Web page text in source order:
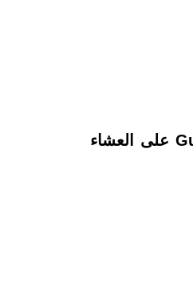
هل قابلت مشكلة عدم نضج الفاكهه من قبل عند الحاجة إليها في إعداد وصفة ما؟ أو تريد إعداد صلصلة الـGuacamole على العشاء